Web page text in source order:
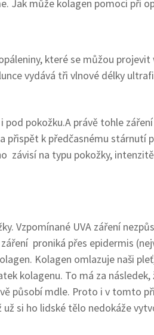
Jak může kolagen pomoci při
které se můžou projevit
vydává tři vlnové délky
pod pokožku.A právě tohle záření
přispět k předčasnému stárnutí
závisí na typu pokožky,
Vzpomínané UVA záření
proniká přes epidermis
Kolagen omlazuje naši
kolagenu. To má za následek,
působí mdle. Proto i v tomto
si ho lidské tělo nedokáže